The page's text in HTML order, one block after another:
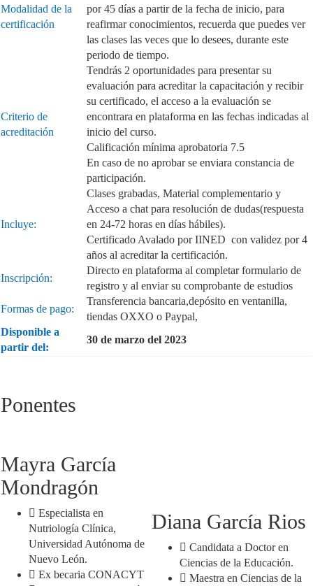
Modalidad de la
certificación
por 45 días a partir de la fecha de inicio, para
reafirmar conocimientos, recuerda que puedes ver
las clases las veces que lo desees, durante este
periodo de tiempo.
Criterio de
acreditación
Tendrás 2 oportunidades para presentar su
evaluación para acreditar la capacitación y recibir
su certificado, el acceso a la evaluación se
encontrara en plataforma en las fechas indicadas al
inicio del curso.
Calificación mínima aprobatoria 7.5
En caso de no aprobar se enviara constancia de
participación.
Incluye:
Clases grabadas, Material complementario y
Acceso a chat para resolución de dudas(respuesta
en 24-72 horas en días hábiles).
Certificado Avalado por IINED con validez por 4
años al acreditar la certificación.
Inscripción:
Directo en plataforma al completar formulario de
registro y al enviar su comprobante de estudios
Formas de pago:
Transferencia bancaria,depósito en ventanilla,
tiendas OXXO o Paypal,
Disponible a
partir del:
30 de marzo del 2023
Ponentes
Mayra García
Mondragón
Especialista en
Nutriología Clínica,
Universidad Autónoma de
Nuevo León.
Ex becaria CONACYT
Diana García Rios
Candidata a Doctor en
Ciencias de la Educación.
Maestra en Ciencias de la